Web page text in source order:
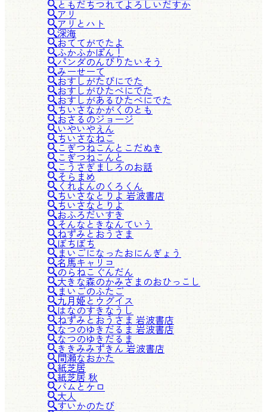
ともだちつれてよろしいだすか
アリ
アリとハト
深海
おててがでたよ
ふかふかぽん！
パンダのんびりたいそう
みーせーて
おすしがたびにでた
おすしがひたべにでた
おすしがあるひたべにでた
ちいさなかがくのとも
おさるのジョージ
いやいやえん
ちいさなねこ
こぎつねこんとこだぬき
こぎつねこんと
こうさぎましろのお話
そらまめ
くれよんのくろくん
ちいさなとりよ 岩波書店
ちいさなとりよ
おふろだいすき
そんなときなんていう
ねずみとおうさま
ぼちぼち
まいごになったおにんぎょう
名馬キャリコ
のらねこぐんだん
大きな森のかみさまのおひっこし
まいごのふたご
九月姫とウグイス
はなのすきなうし
ねずみとおうさま 岩波書店
なつのゆきだるま 岩波書店
なつのゆきだるま
ききみみずきん 岩波書店
間瀬なおかた
紙芝居
紙芝居 秋
バムとケロ
大人
すいかのたび